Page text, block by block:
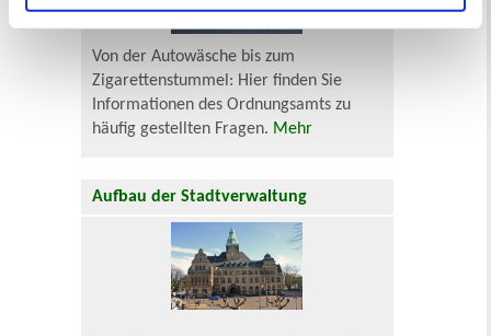
Von der Autowäsche bis zum
Zigarettenstummel: Hier finden Sie
Informationen des Ordnungsamts zu
häufig gestellten Fragen. Mehr
Aufbau der Stadtverwaltung